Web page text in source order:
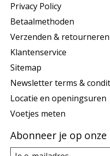
Privacy Policy
Betaalmethoden
Verzenden & retourneren
Klantenservice
Sitemap
Newsletter terms &
Locatie en openingsuren
Voetjes meten
Abonneer je op